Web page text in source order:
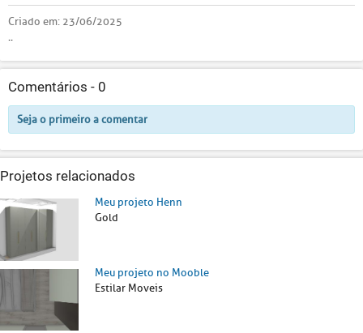
Criado em: 23/06/2025
..
Comentários - 0
Seja o primeiro a comentar
Projetos relacionados
Meu projeto Henn
Gold
Meu projeto no Mooble
Estilar Moveis